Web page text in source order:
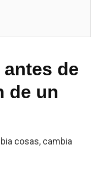
de
de un
cosas, cambia